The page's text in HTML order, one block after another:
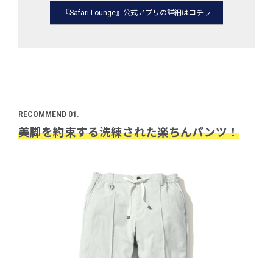
『Safari Lounge』公式アプリの詳細はコチラ
RECOMMEND 01.
美脚を約束する洗練された楽ちんパンツ！